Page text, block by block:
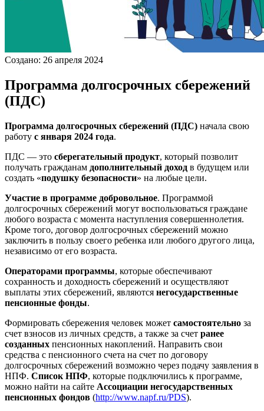
Создано: 26 апреля 2024
Программа долгосрочных сбережений
(ПДС)
Программа долгосрочных сбережений (ПДС) начала свою
работу с января 2024 года.
ПДС — это сберегательный продукт, который позволит
получать гражданам дополнительный доход в будущем или
создать «подушку безопасности» на любые цели.
Участие в программе добровольное. Программой
долгосрочных сбережений могут воспользоваться граждане
любого возраста с момента наступления совершеннолетия.
Кроме того, договор долгосрочных сбережений можно
заключить в пользу своего ребенка или любого другого лица,
независимо от его возраста.
Операторами программы, которые обеспечивают
сохранность и доходность сбережений и осуществляют
выплаты этих сбережений, являются негосударственные
пенсионные фонды.
Формировать сбережения человек может самостоятельно за
счет взносов из личных средств, а также за счет ранее
созданных пенсионных накоплений. Направить свои
средства с пенсионного счета на счет по договору
долгосрочных сбережений возможно через подачу заявления в
НПФ. Список НПФ, которые подключились к программе,
можно найти на сайте Ассоциации негосударственных
пенсионных фондов (http://www.napf.ru/PDS).